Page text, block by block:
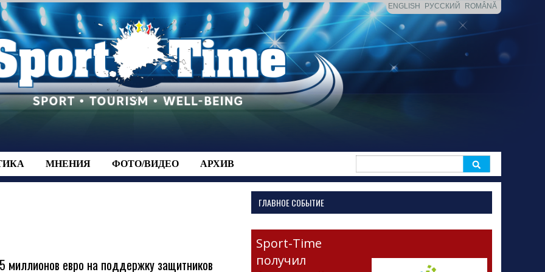
ENGLISH РУССКИЙ ROMÂNĂ
МНЕНИЯ ФОТО/ВИДЕО АРХИВ
миллионов евро на поддержку защитников
ГЛАВНОЕ СОБЫТИЕ
Sport-Time
получил